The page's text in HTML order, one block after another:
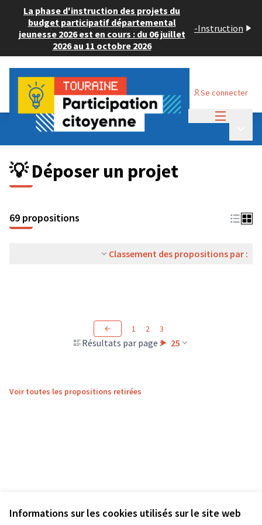
Informations sur les cookies utilisés sur le site web
La phase d'instruction des projets du
budget participatif départemental
jeunesse 2026 est en cours : du 06 juillet
2026 au 11 octobre 2026
-Instruction
Se connecter
Budget Participatif ADULTE 2024
💡 Déposer un projet
💡 Déposer un projet
69 propositions
Classement des propositions par :
Résultats par page : 25
1 2 3
Voir toutes les propositions retirées